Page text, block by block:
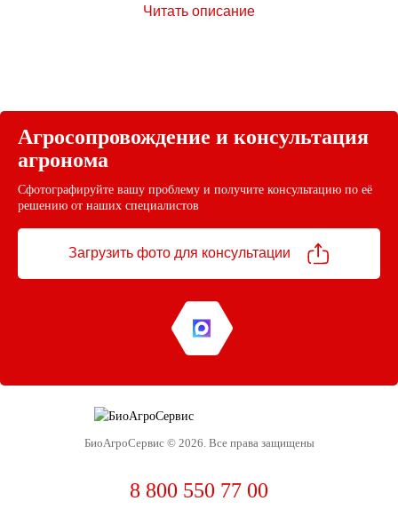
Читать описание
Агросопровождение и консультация
агронома
Сфотографируйте вашу проблему и получите консультацию по её
решению от наших специалистов
Загрузить фото для консультации
8 800 550 77 00
БиоАгроСервис © 2026. Все права защищены